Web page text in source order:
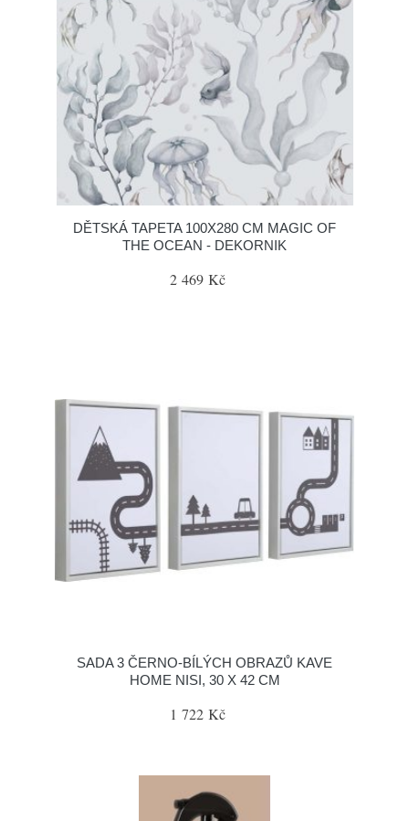
DĚTSKÁ TAPETA 100X280 CM MAGIC OF
THE OCEAN - DEKORNIK
2 469 Kč
SADA 3 ČERNO-BÍLÝCH OBRAZŮ KAVE
HOME NISI, 30 X 42 CM
1 722 Kč